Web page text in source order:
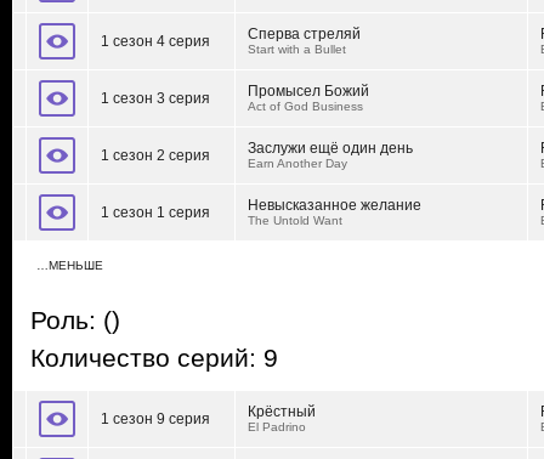
1 сезон 4 серия Сперва стреляй
Start with a Bullet
1 сезон 3 серия Промысел Божий
Act of God Business
1 сезон 2 серия Заслужи ещё один день
Earn Another Day
1 сезон 1 серия Невысказанное желание
The Untold Want
…МЕНЬШЕ
Роль: ()
Количество серий: 9
1 сезон 9 серия Крёстный
El Padrino